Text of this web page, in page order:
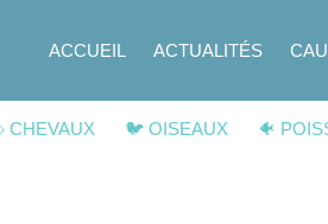
ACCUEIL ACTUALITÉS
CHEVAUX 🐦 OISEAUX 🐠